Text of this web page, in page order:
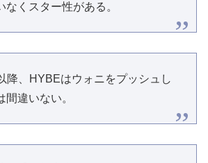
なくスター性がある。
降、HYBEはウォニをプッシュし
違いない。